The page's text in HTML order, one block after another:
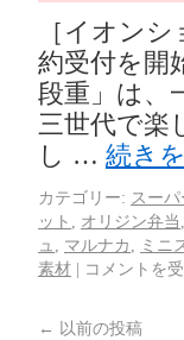
［イオン
約受付を開
段重」は、
三世代で楽
し … 続き
カテゴリー: スーパ
ット
オリジン弁当
ュ
マルナカ ミニ
素材 | コメントを
← 以前の投稿